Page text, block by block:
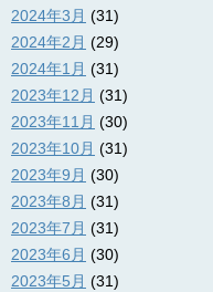
2024年3月 (31)
2024年2月 (29)
2024年1月 (31)
2023年12月 (31)
2023年11月 (30)
2023年10月 (31)
2023年9月 (30)
2023年8月 (31)
2023年7月 (31)
2023年6月 (30)
2023年5月 (31)